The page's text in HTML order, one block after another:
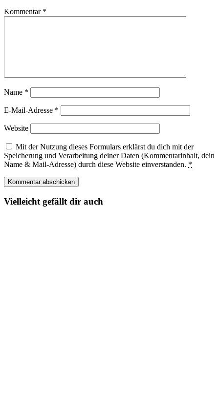
Kommentar *
Name *
E-Mail-Adresse *
Website
Mit der Nutzung dieses Formulars erklärst du dich mit der
Speicherung und Verarbeitung deiner Daten (Kommentarinhalt, dein
Name & Mail-Adresse) durch diese Website einverstanden. *
Vielleicht gefällt dir auch